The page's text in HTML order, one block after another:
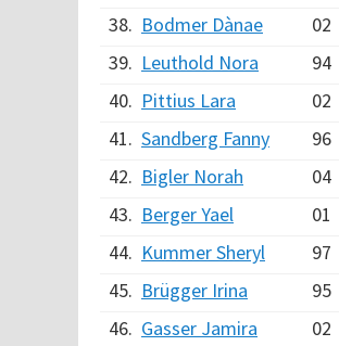
38. Bodmer Dànae 02
39. Leuthold Nora 94
40. Pittius Lara 02
41. Sandberg Fanny 96
42. Bigler Norah 04
43. Berger Yael 01
44. Kummer Sheryl 97
45. Brügger Irina 95
46. Gasser Jamira 02